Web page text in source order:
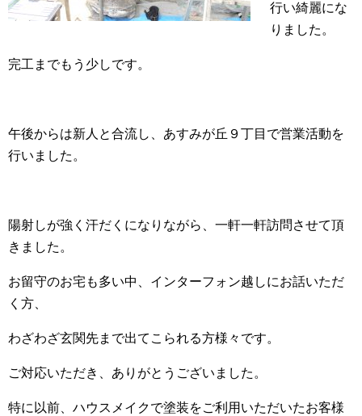
行い綺麗にな
りました。
完工までもう少しです。
午後からは新人と合流し、あすみが丘９丁目で営業活動を
行いました。
陽射しが強く汗だくになりながら、一軒一軒訪問させて頂
きました。
お留守のお宅も多い中、インターフォン越しにお話いただ
く方、
わざわざ玄関先まで出てこられる方様々です。
ご対応いただき、ありがとうございました。
特に以前、ハウスメイクで塗装をご利用いただいたお客様